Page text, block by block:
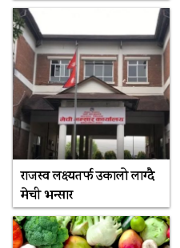
राजस्व लक्ष्यतर्फ उकालो लाग्दै
मेची भन्सार